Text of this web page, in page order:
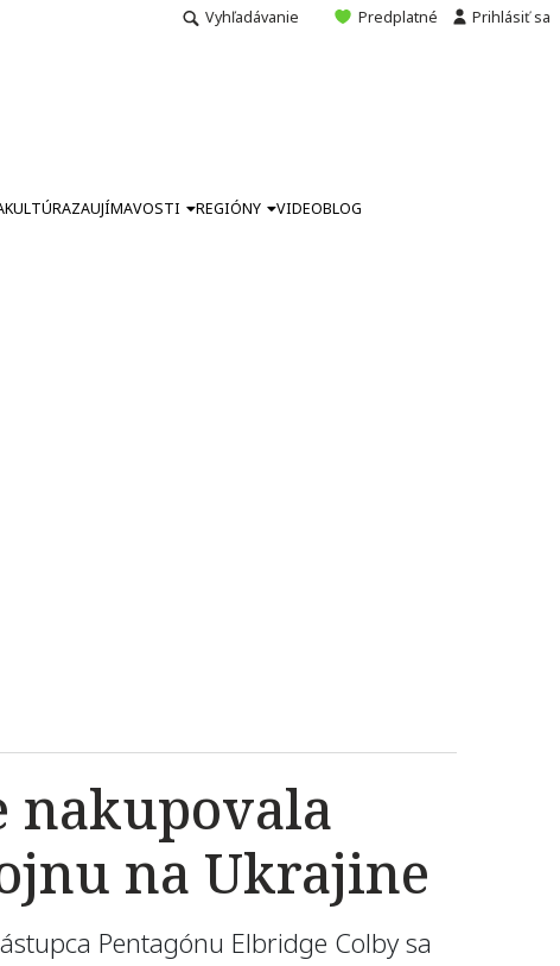
Vyhľadávanie Predplatné Prihlásiť sa
KULTÚRAZAUJÍMAVOSTI REGIÓNY VIDEOBLOG
nakupovala
na Ukrajine
Pentagónu Elbridge Colby sa